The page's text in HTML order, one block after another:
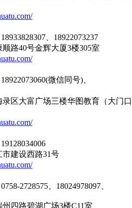
、18922073237
路40号金辉大厦3楼305室
微信同号)、
区大富广场三楼华图教育（大门口
建设西路31号
2728575、18024978097、
四路碧湖广场3楼C11室